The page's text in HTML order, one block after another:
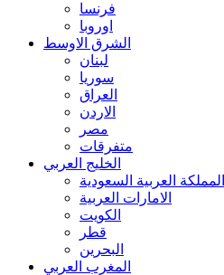
فرنسا
اوروبا
الشرق الاوسط
لبنان
سوريا
العراق
الاردن
مصر
متفرقات
الخليج العربي
المملكة العربية السعودية
الامارات العربية
الكويت
قطر
البحرين
المغرب العربي